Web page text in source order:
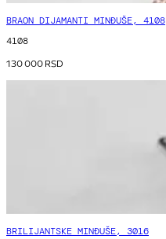
BRAON DIJAMANTI MINĐUŠE, 4108
4108
130 000RSD
BRILIJANTSKE MINĐUŠE, 3016